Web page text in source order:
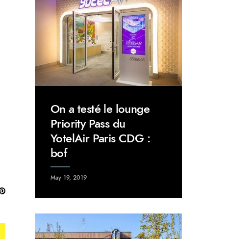
On a testé le lounge
Priority Pass du
YotelAir Paris CDG :
bof
May 19, 2019